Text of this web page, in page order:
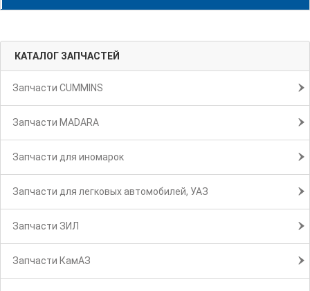
КАТАЛОГ ЗАПЧАСТЕЙ
Запчасти CUMMINS
Запчасти MADARA
Запчасти для иномарок
Запчасти для легковых автомобилей, УАЗ
Запчасти ЗИЛ
Запчасти КамАЗ